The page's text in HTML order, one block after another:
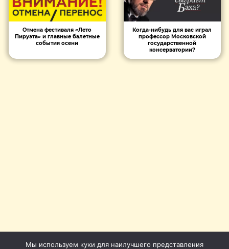
Отмена фестиваля «Лето
Пируэта» и главные балетные
события осени
Когда-нибудь для вас играл
профессор Московской
государственной
консерватории?
Мы используем куки для наилучшего представления